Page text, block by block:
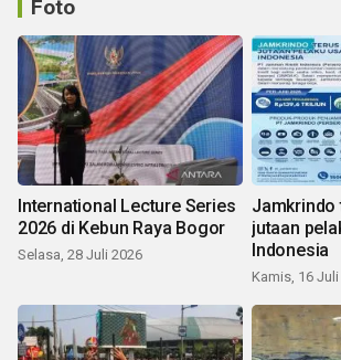
Foto
International Lecture Series
2026 di Kebun Raya Bogor
Selasa, 28 Juli 2026
jutaan
Indonesia
Kamis, 16